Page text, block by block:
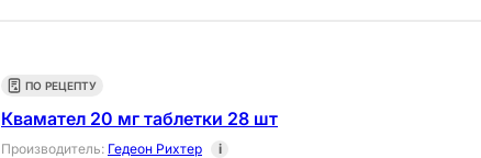
ПО РЕЦЕПТУ
Квамател 20 мг таблетки 28 шт
Производитель: Гедеон Рихтер
i